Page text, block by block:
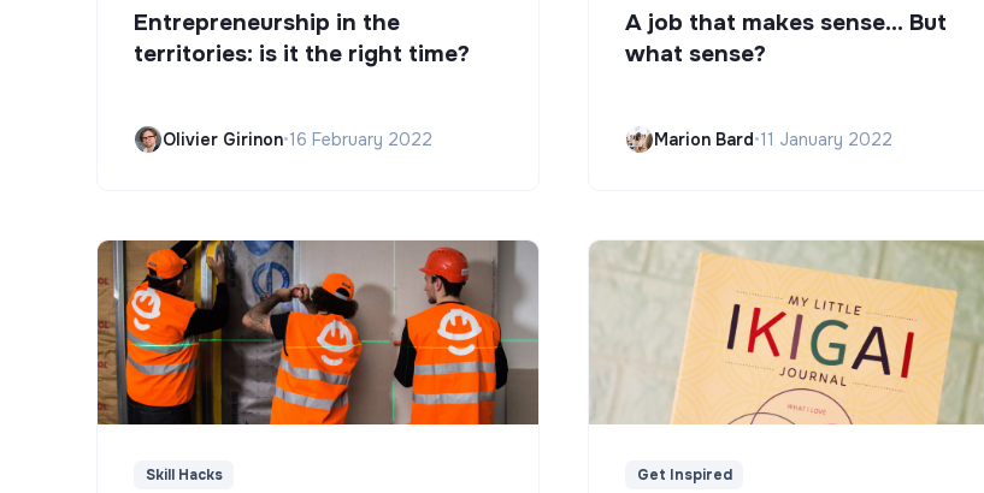
Entrepreneurship in the
territories: is it the right time?
Olivier Girinon•16 February 2022
A job that makes sense... But
what sense?
Marion Bard•11 January 2022
Skill Hacks Get Inspired